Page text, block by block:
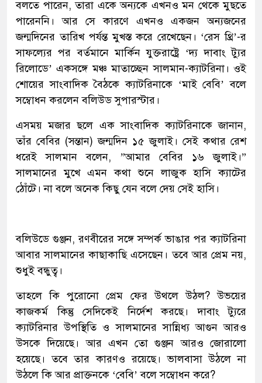
বলতে পারেন, তারা একে অন্যকে এখনও মন থেকে মুছতে
পারেননি। আর সে কারণে এখনও একজন অন্যজনের
জন্মদিনের তারিখ পর্যন্ত মুখস্ত করে রেখেছেন। ‘রেস থ্রি’-র
সাফল্যের পর বর্তমানে মার্কিন যুক্তরাষ্ট্রে ‘দ্য দাবাং ট্যুর
রিলোডে’ একসঙ্গে মঞ্চ মাতাচ্ছেন সালমান-ক্যাটরিনা। ওই
শোয়ের সাংবাদিক বৈঠকে ক্যাটরিনাকে ‘মাই বেবি’ বলে
সম্বোধন করলেন বলিউড সুপারস্টার।
এসময় মজার ছলে এক সাংবাদিক ক্যাটরিনাকে জানান,
তাঁর বেবির (সন্তান) জন্মদিন ১৫ জুলাই। সেই কথার রেশ
ধরেই সালমান বলেন, ”আমার বেবির ১৬ জুলাই।”
সালমানের মুখে এমন কথা শুনে লাজুক হাসি ক্যাটের
ঠোঁটে। না বলে অনেক কিছু যেন বলে দেয় সেই হাসি।
বলিউডে গুঞ্জন, রণবীরের সঙ্গে সম্পর্ক ভাঙার পর ক্যাটরিনা
আবার সালমানের কাছাকাছি এসেছেন। তবে আর প্রেম নয়,
শুধুই বন্ধুত্ব।
তাহলে কি পুরোনো প্রেম ফের উথলে উঠল? উভয়ের
কাজকর্ম কিন্তু সেদিকেই নির্দেশ করছে। দাবাং ট্যুরে
ক্যাটরিনার উপস্থিতি ও সালমানের সান্নিধ্য আগুন আরও
উসকে দিয়েছে। আর এখন তো গুঞ্জন আরও জোরালো
হয়েছে। তবে তার কারণও রয়েছে। ভালবাসা উঠলে না
উঠলে কি আর প্রাক্তনকে ‘বেবি’ বলে সম্বোধন করে?